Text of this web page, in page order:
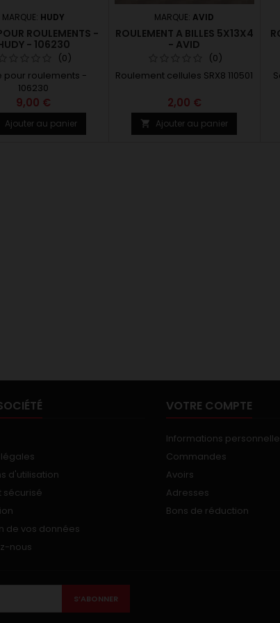
MARQUE: HUDY
ROULEMENTS -
- 106230
(0)
pour roulements -
106230
9,00 €
Ajouter au panier
MARQUE: AVID
ROULEMENT A BILLES 5X13X4
- AVID
(0)
Roulement cellules SRX8 110501
2,00 €
 Ajouter au panier
d'utilisation
sécurisé
de vos données
nous
VOTRE COMPTE
Informations
Commandes
Avoirs
Adresses
Bons de réduction